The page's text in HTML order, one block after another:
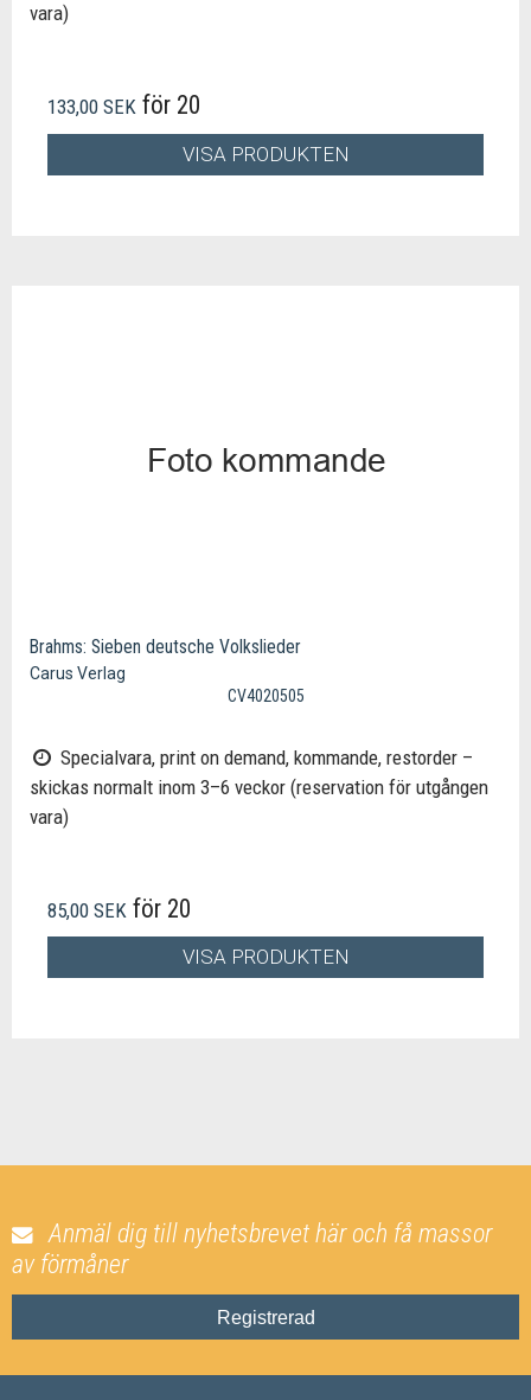
vara)
133,00 SEK för 20
VISA PRODUKTEN
Brahms: Sieben deutsche Volkslieder
Carus Verlag
CV4020505
Specialvara, print on demand, kommande, restorder –
skickas normalt inom 3–6 veckor (reservation för utgången
vara)
85,00 SEK för 20
VISA PRODUKTEN
Anmäl dig till nyhetsbrevet här och få massor
av förmåner
Registrerad